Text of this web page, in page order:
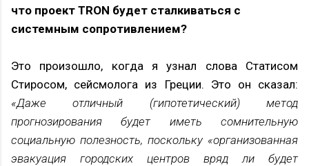
что проект TRON будет сталкиваться с
системным сопротивлением?
Это произошло, когда я узнал слова Статисом
Стиросом, сейсмолога из Греции. Это он сказал:
«Даже отличный (гипотетический) метод
прогнозирования будет иметь сомнительную
социальную полезность, поскольку «организованная
эвакуация городских центров вряд ли будет